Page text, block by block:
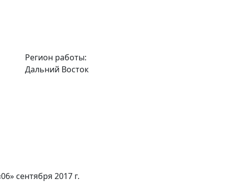
Регион работы:
Дальний Восток
сентября 2017 г.